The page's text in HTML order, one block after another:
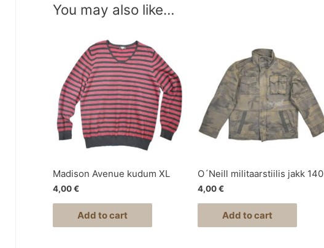
You may also like…
Madison Avenue kudum XL
4,00€
Add to cart
O´Neill militaarstiilis jakk 140
4,00€
Add to cart